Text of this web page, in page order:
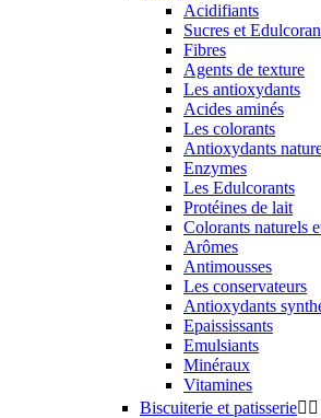
Acidifiants
Sucres et
Fibres
Agents de texture
Les antioxydants
Acides aminés
Les colorants
Antioxydants
Enzymes
Les Edulcorants
Protéines de lait
Colorants naturels
Arômes
Antimousses
Les conservateurs
Antioxydants
Epaississants
Emulsiants
Minéraux
Vitamines
Biscuiterie et patisserie 